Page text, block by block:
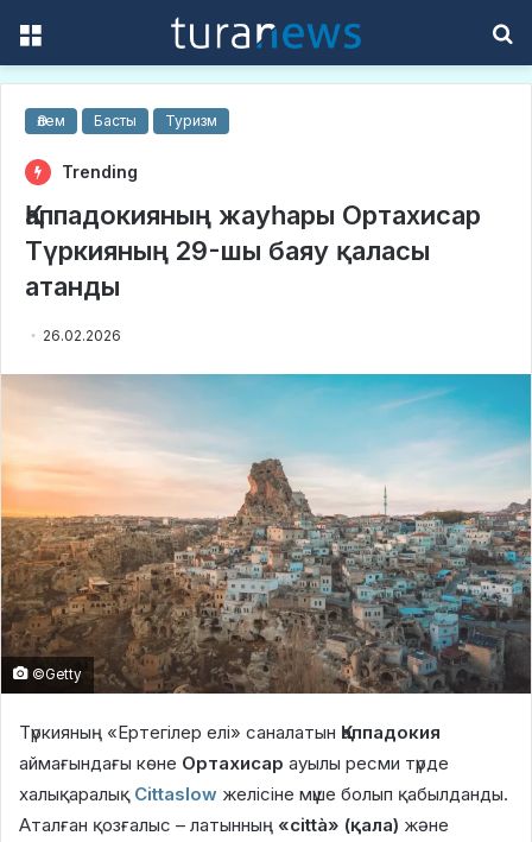
Әлем Басты Туризм
Trending
Қаппадокияның жауһары Ортахисар
Түркияның 29-шы баяу қаласы
атанды
26.02.2026
©Getty
Түркияның «Ертегілер елі» саналатын Қаппадокия
аймағындағы көне Ортахисар ауылы ресми түрде
халықаралық Cittaslow желісіне мүше болып қабылданды.
Аталған қозғалыс – латынның «città» (қала) және